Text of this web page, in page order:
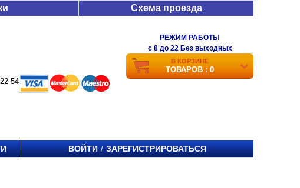
Схема проезда
54
РЕЖИМ РАБОТЫ
c 8 до 22 Без выходных
В КОРЗИНЕ
ТОВАРОВ : 0
ВОЙТИ / ЗАРЕГИСТРИРОВАТЬСЯ